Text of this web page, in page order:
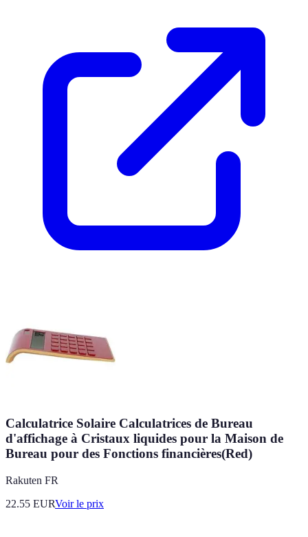
Calculatrice Solaire Calculatrices de Bureau
d'affichage à Cristaux liquides pour la Maison de
Bureau pour des Fonctions financières(Red)
Rakuten FR
22.55 EURVoir le prix